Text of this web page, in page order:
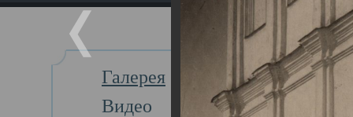
Галерея
Видео
Главная